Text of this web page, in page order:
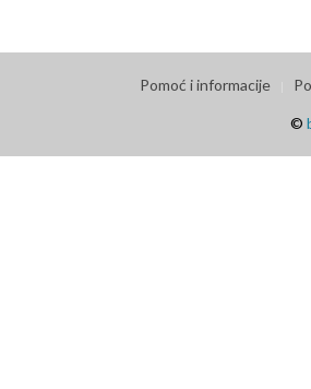
Pomoć i informacije
©